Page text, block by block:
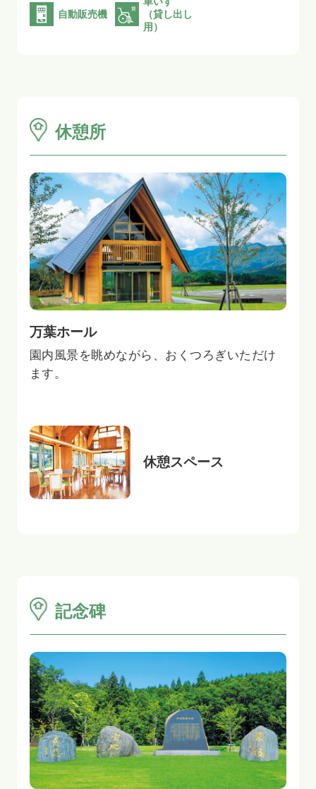
自動販売機
（貸し出し
用）
休憩所
万葉ホール
園内風景を眺めながら、おくつろぎいただけ
ます。
休憩スペース
記念碑